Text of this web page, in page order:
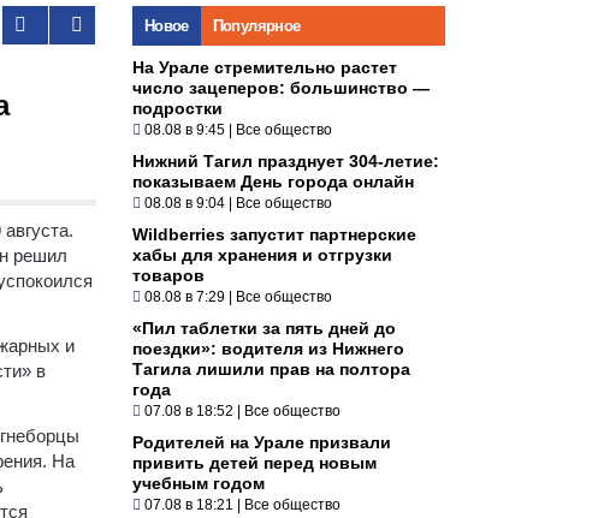
решил
и
в
На
Новое Популярное
На Урале стремительно растет
число зацеперов: большинство —
подростки
08.08 в 9:45 | Все общество
Нижний Тагил празднует 304-летие:
показываем День города онлайн
08.08 в 9:04 | Все общество
Wildberries запустит партнерские
хабы для хранения и отгрузки
товаров
08.08 в 7:29 | Все общество
«Пил таблетки за пять дней до
поездки»: водителя из Нижнего
Тагила лишили прав на полтора
года
07.08 в 18:52 | Все общество
Родителей на Урале призвали
привить детей перед новым
учебным годом
07.08 в 18:21 | Все общество